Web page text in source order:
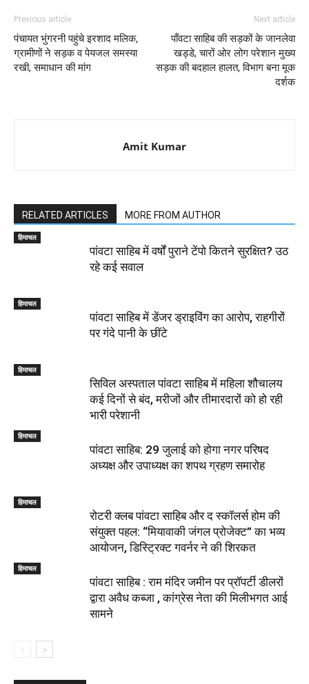
Previous article
पंचायत भुंगरनी पहुंचे इरशाद मलिक,
ग्रामीणों ने सड़क व पेयजल समस्या
रखी, समाधान की मांग
Next article
पाँवटा साहिब की सड़कों के जानलेवा
खड्डे, चारों ओर लोग परेशान मुख्य
सड़क की बदहाल हालत, विभाग बना मूक
दर्शक
Amit Kumar
RELATED ARTICLES MORE FROM AUTHOR
हिमाचल
पांवटा साहिब में वर्षों पुराने टेंपो कितने सुरक्षित? उठ
रहे कई सवाल
हिमाचल
पांवटा साहिब में डेंजर ड्राइविंग का आरोप, राहगीरों
पर गंदे पानी के छींटे
हिमाचल
सिविल अस्पताल पांवटा साहिब में महिला शौचालय
कई दिनों से बंद, मरीजों और तीमारदारों को हो रही
भारी परेशानी
हिमाचल
पांवटा साहिब: 29 जुलाई को होगा नगर परिषद
अध्यक्ष और उपाध्यक्ष का शपथ ग्रहण समारोह
हिमाचल
​रोटरी क्लब पांवटा साहिब और द स्कॉलर्स होम की
संयुक्त पहल: “मियावाकी जंगल प्रोजेक्ट” का भव्य
आयोजन, डिस्ट्रिक्ट गवर्नर ने की शिरकत
हिमाचल
पांवटा साहिब : राम मंदिर जमीन पर प्रॉपर्टी डीलरों
द्वारा अवैध कब्जा , कांग्रेस नेता की मिलीभगत आई
सामने